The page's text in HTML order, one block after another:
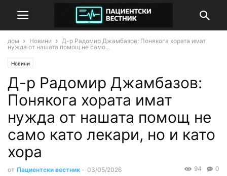
дом Новини
Д-р Радомир Джамбазов: Понякога хората имат
нужда от нашата помощ не само...
Новини
Д-р Радомир Джамбазов:
Понякога хората имат
нужда от нашата помощ не
само като лекари, но и като
хора
от Пациентски вестник - 03/05/2026 0
94